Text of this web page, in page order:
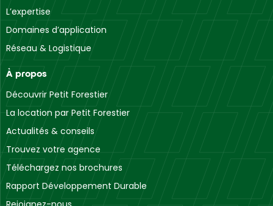
L’expertise
Domaines d’application
Réseau & Logistique
À propos
Découvrir Petit Forestier
La location par Petit Forestier
Actualités & conseils
Trouvez votre agence
Téléchargez nos brochures
Rapport Développement Durable